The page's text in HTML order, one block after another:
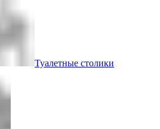
Туалетные столики